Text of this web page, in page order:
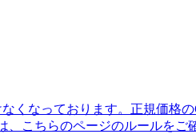
なっております。正規価格の
、こちらのページのルールを